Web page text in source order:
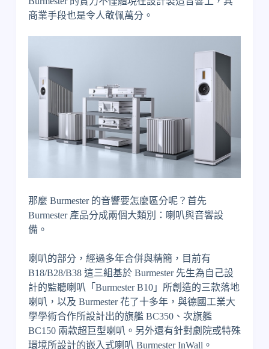
商業手段也是令人敬佩萬分。
那麼 Burmester 的音響要怎麼區分呢？首先
Burmester 產品分成兩個大類別：喇叭與音響設
備。
喇叭的部分，經過多年合併與精簡，目前有
B18/B28/B38 這三組基於 Burmester 先生為自己設
計的監聽喇叭「Burmester B10」所創造的三款落地
喇叭，以及 Burmester 花了十多年，與德國工業大
學學術合作所設計出的旗艦 BC350、次旗艦
BC150 兩款超巨型喇叭。另外還有針對劇院或特殊
環境所設計的嵌入式喇叭 Burmester InWall。